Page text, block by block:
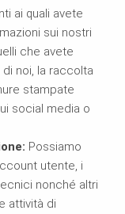
ai quali avete
sui nostri
che avete
noi, la raccolta
stampate
social media o
Possiamo
utente, i
nonché altri
attività di